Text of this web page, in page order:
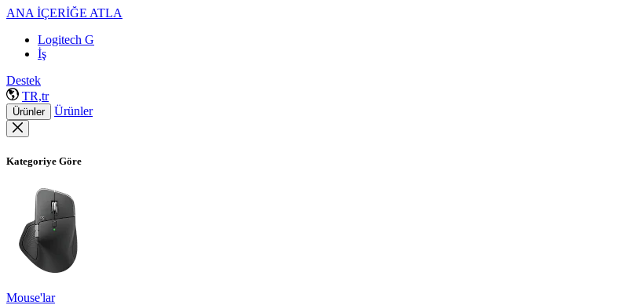
ANA İÇERİĞE ATLA
Logitech G
İş
Destek
TR,tr
Ürünler Ürünler
Kategoriye Göre
Mouse'lar